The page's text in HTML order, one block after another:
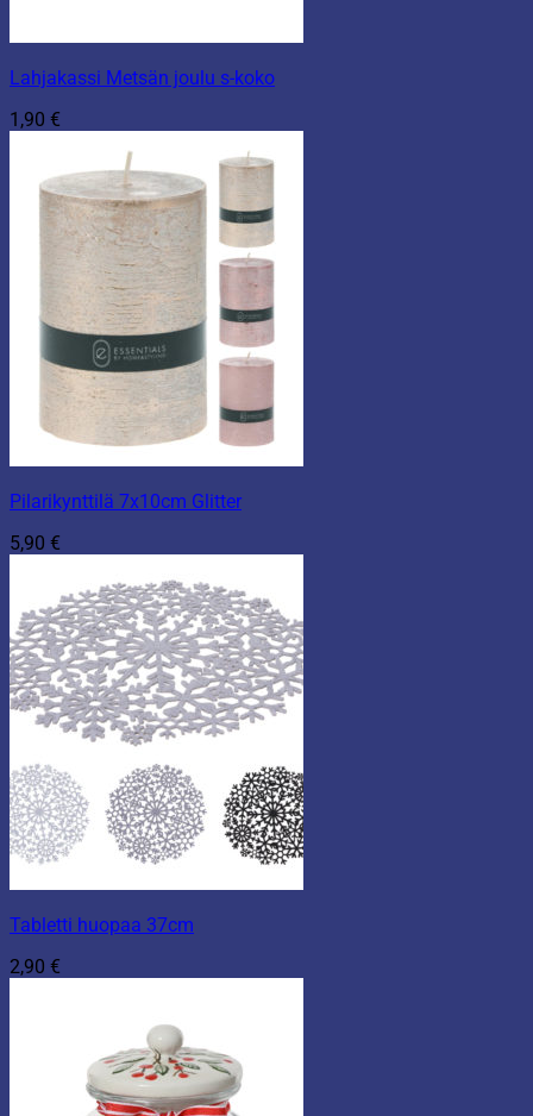
Lahjakassi Metsän joulu s-koko
1,90 €
Pilarikynttilä 7x10cm Glitter
5,90 €
Tabletti huopaa 37cm
2,90 €